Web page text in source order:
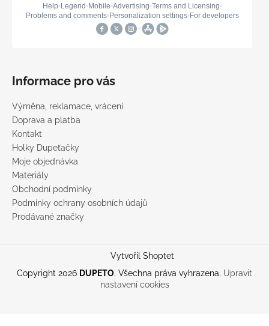
Informace pro vás
Výměna, reklamace, vrácení
Doprava a platba
Kontakt
Holky Dupeťačky
Moje objednávka
Materiály
Obchodní podmínky
Podmínky ochrany osobních údajů
Prodávané značky
Vytvořil Shoptet
Copyright 2026 DUPETO. Všechna práva vyhrazena. Upravit
nastavení cookies